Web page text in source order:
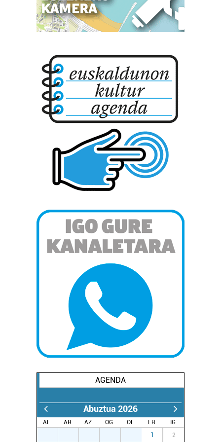
AGENDA
Abuztua 2026
AL. AR. AZ. OG. OL. LR.
IG.
1 2